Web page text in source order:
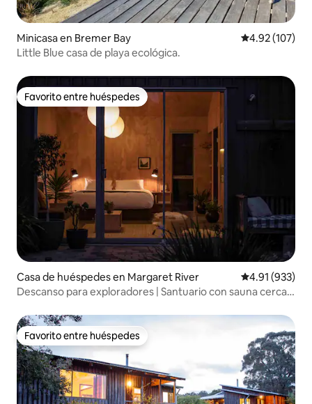
Minicasa en Bremer Bay Calificación
4.92 (107)
Little Blue casa de playa ecológica.
Favorito entre huéspedes
Favorito entre huéspedes
Casa de huéspedes en Margaret River Calificación
4.91 (933)
Descanso para exploradores | Santuario con sauna cerca
Favorito entre huéspedes
Favorito entre huéspedes